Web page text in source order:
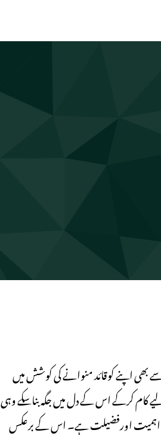
اپنے کوقائد منوانے کی کوشش میں
کام کرکے اس کے دل میں جگہ بناسکے وہی
اہمیت اورفضیلت ہے۔ اس کے برعکس